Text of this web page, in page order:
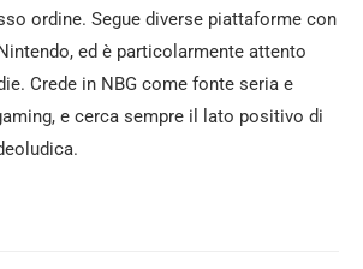
ordine. Segue diverse piattaforme con
ed è particolarmente attento
Crede in NBG come fonte seria e
e cerca sempre il lato positivo di